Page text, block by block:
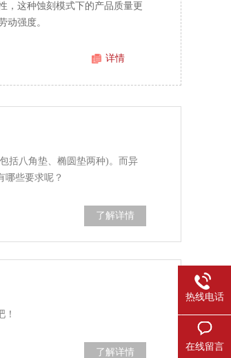
，这种蚀刻模式下的产品质量更
动强度。
详情
括八角垫、椭圆垫两种)。而异
哪些要求呢？
了解详情
了解详情
热线电话
在线留言